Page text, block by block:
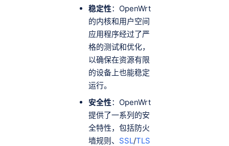
稳定性：OpenWrt
的内核和用户空间
应用程序经过了严
格的测试和优化，
以确保在资源有限
的设备上也能稳定
运行。
安全性：OpenWrt
提供了一系列的安
全特性，包括防火
墙规则、 SSL/TLS